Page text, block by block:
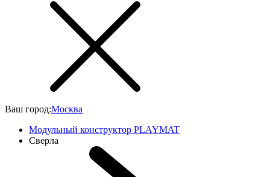
Ваш город:Москва
Модульный конструктор PLAYMAT
Сверла